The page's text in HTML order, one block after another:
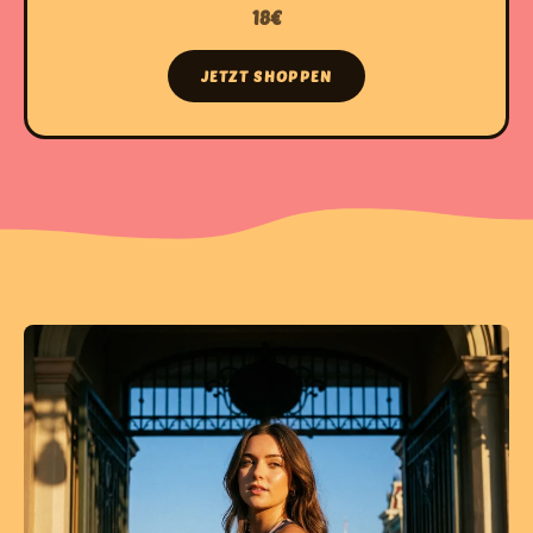
18€
JETZT SHOPPEN